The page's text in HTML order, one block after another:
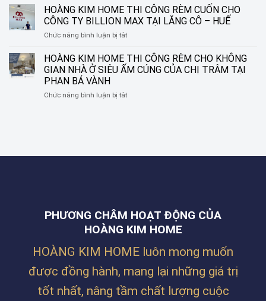
SẮC,
LIÊN
ĐÀ
–
BIẾN
Ô
CỬA
MỘT
TÁC
THUẬT
KIM
HOME
THI
CÔNG
LƯỚI
CHỐNG
NHÀ
PHƯỚC
HOÀNG KIM HOME THI CÔNG RÈM CUỐN CHO
CÔNG TY BILLION MAX TẠI LĂNG CÔ – HUẾ
Chức năng bình luận bị tắtở
KIM
HOME
THI
RÈM
MAX
HOÀNG KIM HOME THI CÔNG RÈM CHO KHÔNG
GIAN NHÀ Ở SIÊU ẤM CÚNG CỦA CHỊ TRÂM TẠI
PHAN BÁ VÀNH
Chức năng bình luận bị tắtở
RÈM
SIÊU
ẤM
CÚNG
CỦA
CHỊ
TẠI
BÁ
PHƯƠNG CHÂM HOẠT ĐỘNG CỦA
HOÀNG KIM HOME
HOÀNG KIM HOME luôn mong muốn
được đồng hành, mang lại những giá trị
tốt nhất, nâng tầm chất lượng cuộc